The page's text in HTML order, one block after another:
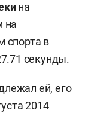
на
на
спорта в
секунды.
ей, его
2014